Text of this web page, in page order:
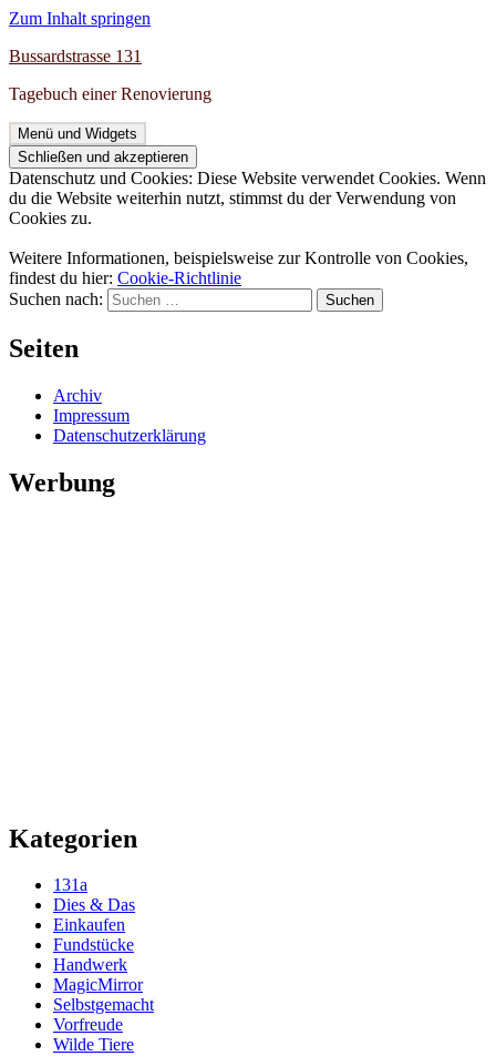
Zum Inhalt springen
Bussardstrasse 131
Tagebuch einer Renovierung
Menü und Widgets
Datenschutz und Cookies: Diese Website verwendet Cookies. Wenn
du die Website weiterhin nutzt, stimmst du der Verwendung von
Cookies zu.
Weitere Informationen, beispielsweise zur Kontrolle von Cookies,
findest du hier: Cookie-Richtlinie
Suchen nach:
Seiten
Archiv
Impressum
Datenschutzerklärung
Werbung
Kategorien
131a
Dies & Das
Einkaufen
Fundstücke
Handwerk
MagicMirror
Selbstgemacht
Vorfreude
Wilde Tiere